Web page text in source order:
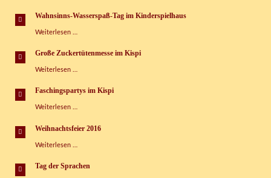
e.V.
machen!
Wahnsinns-Wasserspaß-Tag im Kinderspielhaus
Weiterlesen …
Tag
Kinderspielhaus
Große Zuckertütenmesse im Kispi
Weiterlesen …
im
Faschingspartys im Kispi
Weiterlesen …
Kispi
Weihnachtsfeier 2016
Weiterlesen …
Tag der Sprachen